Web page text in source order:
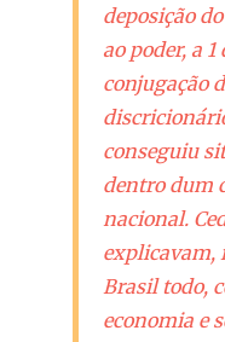
deposição
ao poder, a
conjugação
conseguiu
dentro dum
nacional.
explicavam,
Brasil todo,
economia e